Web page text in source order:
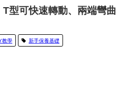
型可快速轉動、兩端彎曲
教學 新手保養基礎